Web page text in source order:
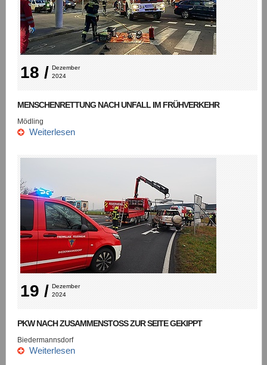
18 / Dezember
2024
MENSCHENRETTUNG NACH UNFALL IM FRÜHVERKEHR
Mödling
Weiterlesen
19 / Dezember
2024
PKW NACH ZUSAMMENSTOSS ZUR SEITE GEKIPPT
Biedermannsdorf
Weiterlesen